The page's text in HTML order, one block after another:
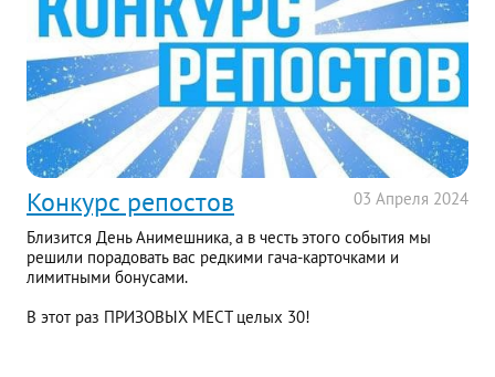
03 Апреля 2024
Конкурс репостов
Близится День Анимешника, а в честь этого события мы
решили порадовать вас редкими гача-карточками и
лимитными бонусами.
В этот раз ПРИЗОВЫХ МЕСТ целых 30!